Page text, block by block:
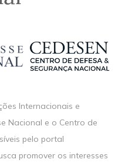
Internacionais e
Nacional e o Centro de
pelo portal
promover os interesses